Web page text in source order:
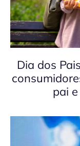
Dia dos
pai